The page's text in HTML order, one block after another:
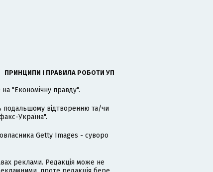
ПРИНЦИПИ І ПРАВИЛА РОБОТИ УП
"Економічну правду".
подальшому відтворенню та/чи
Україна".
Getty Images - суворо
реклами. Редакція може не